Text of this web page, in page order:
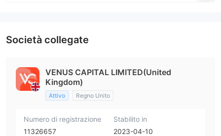
Società collegate
VENUS CAPITAL LIMITED(United
Kingdom)
Attivo Regno Unito
Numero di registrazione
11326657
Stabilito in
2023-04-10